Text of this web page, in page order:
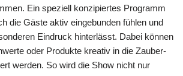
Ein speziell konzipiertes Programm
die Gäste aktiv eingebunden fühlen und
Eindruck hinterlässt. Dabei können
oder Produkte kreativ in die Zauber-
werden. So wird die Show nicht nur